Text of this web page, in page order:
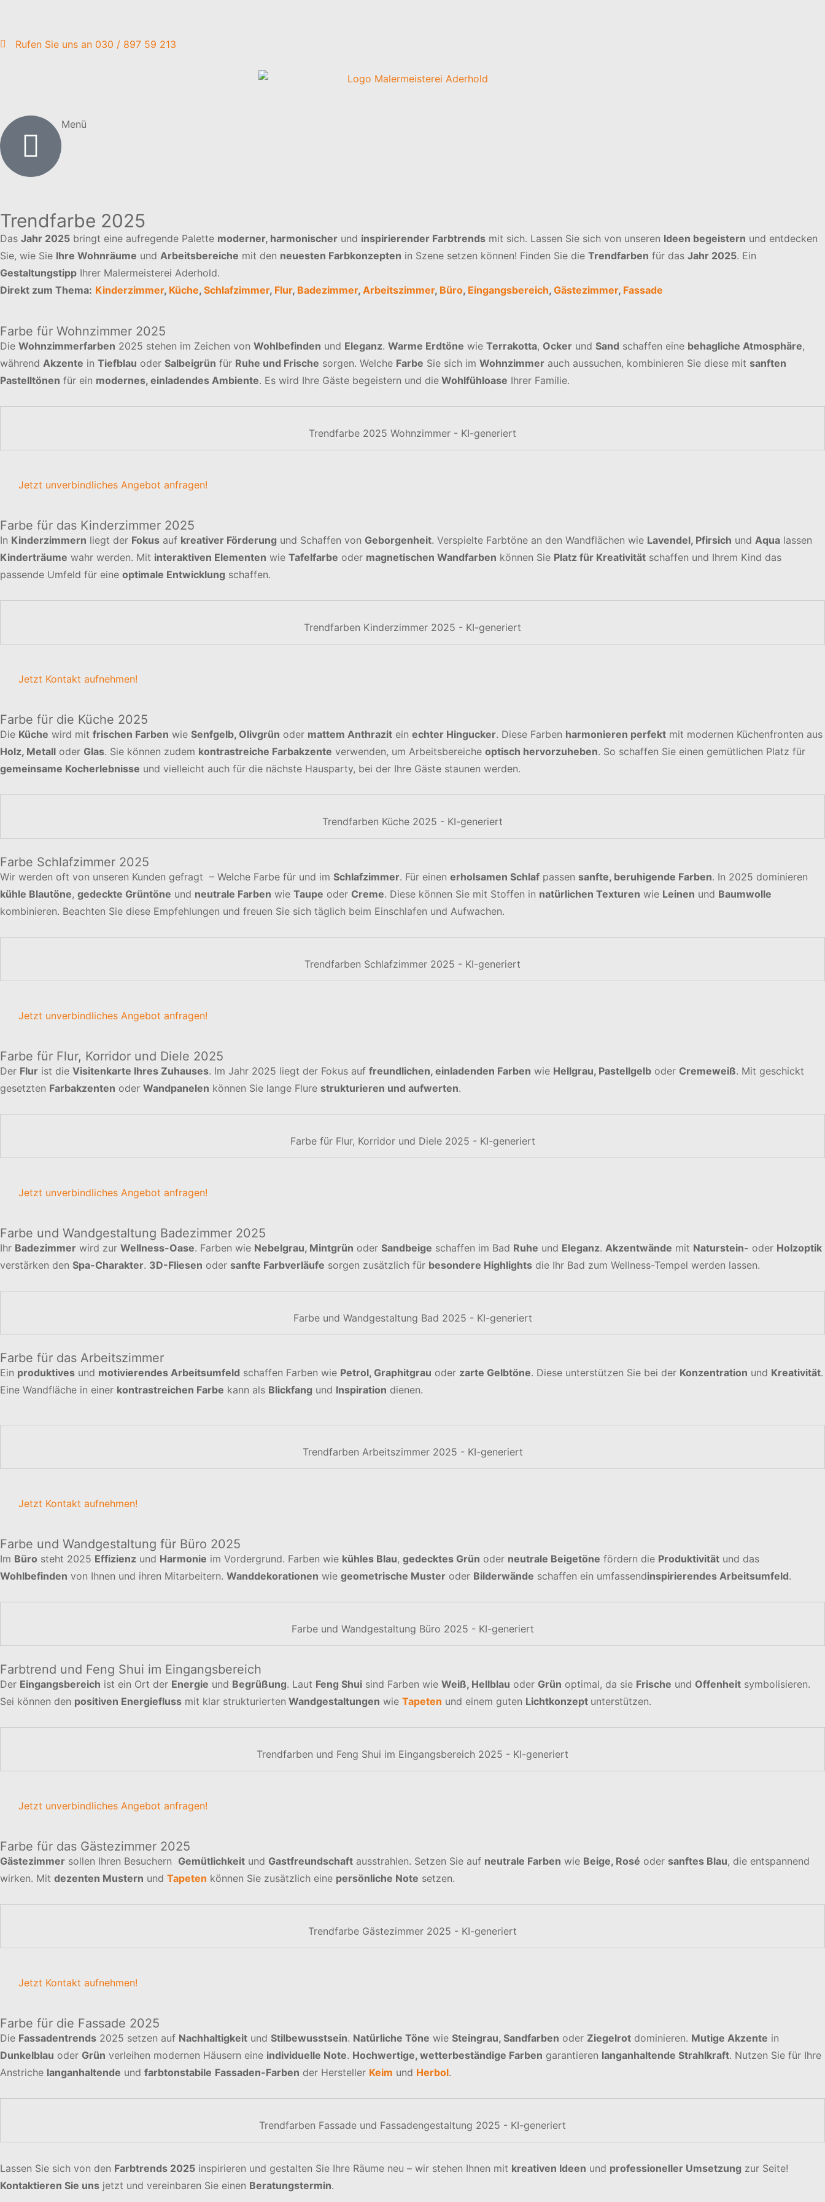
Rufen Sie uns an 030 / 897 59 213
Menü
Trendfarbe 2025
Das Jahr 2025 bringt eine aufregende Palette moderner, harmonischer und inspirierender Farbtrends mit sich. Lassen Sie sich von unseren Ideen begeistern und entdecken
Sie, wie Sie Ihre Wohnräume und Arbeitsbereiche mit den neuesten Farbkonzepten in Szene setzen können! Finden Sie die Trendfarben für das Jahr 2025. Ein
Gestaltungstipp Ihrer Malermeisterei Aderhold.
Direkt zum Thema: Kinderzimmer, Küche, Schlafzimmer, Flur, Badezimmer, Arbeitszimmer, Büro, Eingangsbereich, Gästezimmer, Fassade
Farbe für Wohnzimmer 2025
Die Wohnzimmerfarben 2025 stehen im Zeichen von Wohlbefinden und Eleganz. Warme Erdtöne wie Terrakotta, Ocker und Sand schaffen eine behagliche Atmosphäre,
während Akzente in Tiefblau oder Salbeigrün für Ruhe und Frische sorgen. Welche Farbe Sie sich im Wohnzimmer auch aussuchen, kombinieren Sie diese mit sanften
Pastelltönen für ein modernes, einladendes Ambiente. Es wird Ihre Gäste begeistern und die Wohlfühloase Ihrer Familie.
Trendfarbe 2025 Wohnzimmer - KI-generiert
Jetzt unverbindliches Angebot anfragen!
Farbe für das Kinderzimmer 2025
In Kinderzimmern liegt der Fokus auf kreativer Förderung und Schaffen von Geborgenheit. Verspielte Farbtöne an den Wandflächen wie Lavendel, Pfirsich und Aqua lassen
Kinderträume wahr werden. Mit interaktiven Elementen wie Tafelfarbe oder magnetischen Wandfarben können Sie Platz für Kreativität schaffen und Ihrem Kind das
passende Umfeld für eine optimale Entwicklung schaffen.
Trendfarben Kinderzimmer 2025 - KI-generiert
Jetzt Kontakt aufnehmen!
Farbe für die Küche 2025
Die Küche wird mit frischen Farben wie Senfgelb, Olivgrün oder mattem Anthrazit ein echter Hingucker. Diese Farben harmonieren perfekt mit modernen Küchenfronten aus
Holz, Metall oder Glas. Sie können zudem kontrastreiche Farbakzente verwenden, um Arbeitsbereiche optisch hervorzuheben. So schaffen Sie einen gemütlichen Platz für
gemeinsame Kocherlebnisse und vielleicht auch für die nächste Hausparty, bei der Ihre Gäste staunen werden.
Trendfarben Küche 2025 - KI-generiert
Farbe Schlafzimmer 2025
Wir werden oft von unseren Kunden gefragt – Welche Farbe für und im Schlafzimmer. Für einen erholsamen Schlaf passen sanfte, beruhigende Farben. In 2025 dominieren
kühle Blautöne, gedeckte Grüntöne und neutrale Farben wie Taupe oder Creme. Diese können Sie mit Stoffen in natürlichen Texturen wie Leinen und Baumwolle
kombinieren. Beachten Sie diese Empfehlungen und freuen Sie sich täglich beim Einschlafen und Aufwachen.
Trendfarben Schlafzimmer 2025 - KI-generiert
Jetzt unverbindliches Angebot anfragen!
Farbe für Flur, Korridor und Diele 2025
Der Flur ist die Visitenkarte Ihres Zuhauses. Im Jahr 2025 liegt der Fokus auf freundlichen, einladenden Farben wie Hellgrau, Pastellgelb oder Cremeweiß. Mit geschickt
gesetzten Farbakzenten oder Wandpanelen können Sie lange Flure strukturieren und aufwerten.
Farbe für Flur, Korridor und Diele 2025 - KI-generiert
Jetzt unverbindliches Angebot anfragen!
Farbe und Wandgestaltung Badezimmer 2025
Ihr Badezimmer wird zur Wellness-Oase. Farben wie Nebelgrau, Mintgrün oder Sandbeige schaffen im Bad Ruhe und Eleganz. Akzentwände mit Naturstein- oder Holzoptik
verstärken den Spa-Charakter. 3D-Fliesen oder sanfte Farbverläufe sorgen zusätzlich für besondere Highlights die Ihr Bad zum Wellness-Tempel werden lassen.
Farbe und Wandgestaltung Bad 2025 - KI-generiert
Farbe für das Arbeitszimmer
Ein produktives und motivierendes Arbeitsumfeld schaffen Farben wie Petrol, Graphitgrau oder zarte Gelbtöne. Diese unterstützen Sie bei der Konzentration und Kreativität.
Eine Wandfläche in einer kontrastreichen Farbe kann als Blickfang und Inspiration dienen.
Trendfarben Arbeitszimmer 2025 - KI-generiert
Jetzt Kontakt aufnehmen!
Farbe und Wandgestaltung für Büro 2025
Im Büro steht 2025 Effizienz und Harmonie im Vordergrund. Farben wie kühles Blau, gedecktes Grün oder neutrale Beigetöne fördern die Produktivität und das
Wohlbefinden von Ihnen und ihren Mitarbeitern. Wanddekorationen wie geometrische Muster oder Bilderwände schaffen ein umfassendinspirierendes Arbeitsumfeld.
Farbe und Wandgestaltung Büro 2025 - KI-generiert
Farbtrend und Feng Shui im Eingangsbereich
Der Eingangsbereich ist ein Ort der Energie und Begrüßung. Laut Feng Shui sind Farben wie Weiß, Hellblau oder Grün optimal, da sie Frische und Offenheit symbolisieren.
Sei können den positiven Energiefluss mit klar strukturierten Wandgestaltungen wie Tapeten und einem guten Lichtkonzept unterstützen.
Trendfarben und Feng Shui im Eingangsbereich 2025 - KI-generiert
Jetzt unverbindliches Angebot anfragen!
Farbe für das Gästezimmer 2025
Gästezimmer sollen Ihren Besuchern Gemütlichkeit und Gastfreundschaft ausstrahlen. Setzen Sie auf neutrale Farben wie Beige, Rosé oder sanftes Blau, die entspannend
wirken. Mit dezenten Mustern und Tapeten können Sie zusätzlich eine persönliche Note setzen.
Trendfarbe Gästezimmer 2025 - KI-generiert
Jetzt Kontakt aufnehmen!
Farbe für die Fassade 2025
Die Fassadentrends 2025 setzen auf Nachhaltigkeit und Stilbewusstsein. Natürliche Töne wie Steingrau, Sandfarben oder Ziegelrot dominieren. Mutige Akzente in
Dunkelblau oder Grün verleihen modernen Häusern eine individuelle Note. Hochwertige, wetterbeständige Farben garantieren langanhaltende Strahlkraft. Nutzen Sie für Ihre
Anstriche langanhaltende und farbtonstabile Fassaden-Farben der Hersteller Keim und Herbol.
Trendfarben Fassade und Fassadengestaltung 2025 - KI-generiert
Lassen Sie sich von den Farbtrends 2025 inspirieren und gestalten Sie Ihre Räume neu – wir stehen Ihnen mit kreativen Ideen und professioneller Umsetzung zur Seite!
Kontaktieren Sie uns jetzt und vereinbaren Sie einen Beratungstermin.